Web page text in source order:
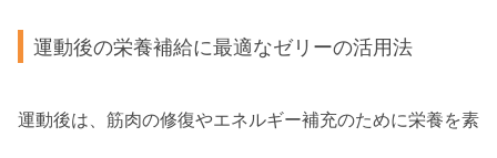
運動後の栄養補給に最適なゼリーの活用法
運動後は、筋肉の修復やエネルギー補充のために栄養を素